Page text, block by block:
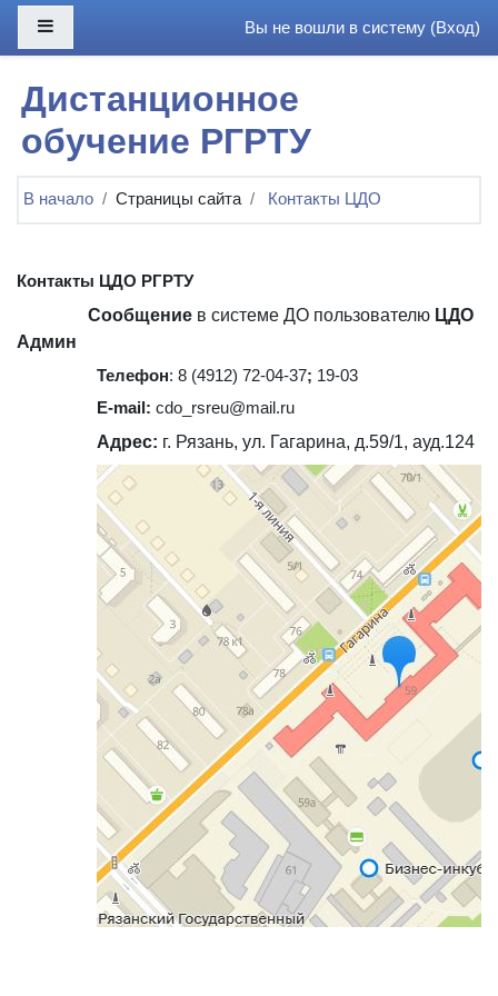
Перейти к основному содержанию
Вы не вошли в систему (Вход)
Дистанционное
обучение РГРТУ
В начало Страницы сайта Контакты ЦДО
Контакты ЦДО РГРТУ
Сообщение в системе ДО пользователю ЦДО
Админ
Телефон: 8 (4912) 72-04-37; 19-03
E-mail : cdo rsreu@mail .ru
Адрес: г. Рязань, ул. Гагарина, д.59/1, ауд.124